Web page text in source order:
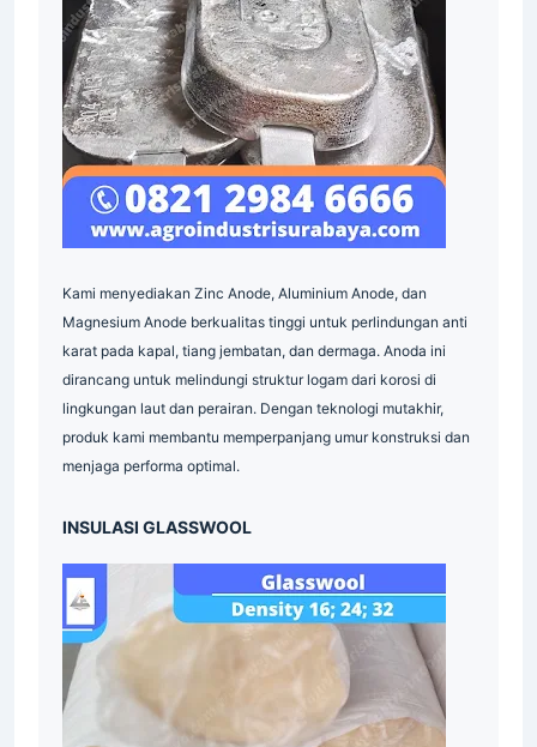
Steel Grating Supplier
supplier
Serrated Grating Industri
Grating Galvanis
Supplier Grating Galvanis Indonesia
Pallet Mesh
Pallet Mesh Industri
Pallet Mesh
Industri
Industri
Industri Grating
Surabaya
Indonesia
Industrial
Industrial Supplier
Industrial Supplier
Industrial Supplier
Industrial Indonesia
Industrial Indonesia
Material
Grating Indonesia
Insulasi
Insulasi
Plat Industri
Industri Supplier
Kami menyediakan Zinc Anode, Aluminium Anode, dan
Magnesium Anode berkualitas tinggi untuk perlindungan anti
karat pada kapal, tiang jembatan, dan dermaga. Anoda ini
dirancang untuk melindungi struktur logam dari korosi di
lingkungan laut dan perairan. Dengan teknologi mutakhir,
produk kami membantu memperpanjang umur konstruksi dan
menjaga performa optimal.
INSULASI GLASSWOOL